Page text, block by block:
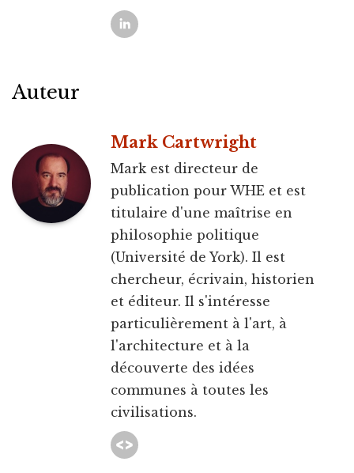
Auteur
Mark Cartwright
Mark est directeur de
publication pour WHE et est
titulaire d'une maîtrise en
philosophie politique
(Université de York). Il est
chercheur, écrivain, historien
et éditeur. Il s'intéresse
particulièrement à l'art, à
l'architecture et à la
découverte des idées
communes à toutes les
civilisations.